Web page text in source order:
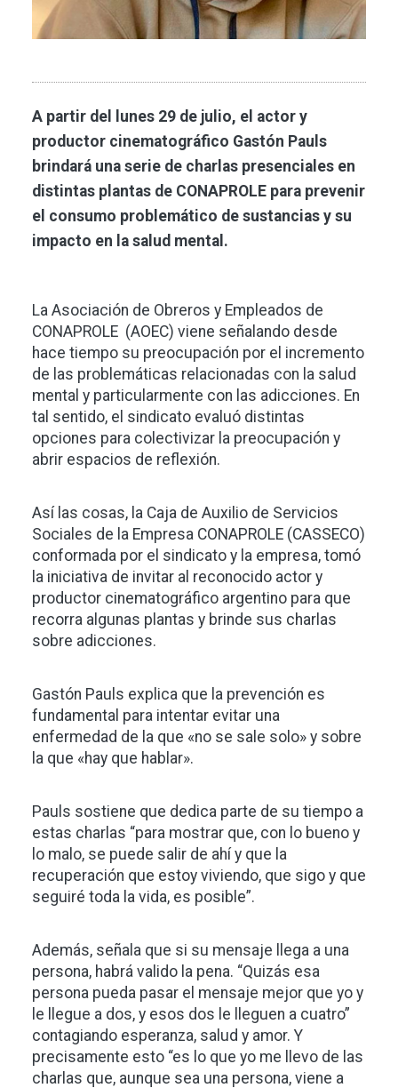
A partir del lunes 29 de julio, el actor y
productor cinematográfico Gastón Pauls
brindará una serie de charlas presenciales en
distintas plantas de CONAPROLE para prevenir
el consumo problemático de sustancias y su
impacto en la salud mental.
La Asociación de Obreros y Empleados de
CONAPROLE (AOEC) viene señalando desde
hace tiempo su preocupación por el incremento
de las problemáticas relacionadas con la salud
mental y particularmente con las adicciones. En
tal sentido, el sindicato evaluó distintas
opciones para colectivizar la preocupación y
abrir espacios de reflexión.
Así las cosas, la Caja de Auxilio de Servicios
Sociales de la Empresa CONAPROLE (CASSECO)
conformada por el sindicato y la empresa, tomó
la iniciativa de invitar al reconocido actor y
productor cinematográfico argentino para que
recorra algunas plantas y brinde sus charlas
sobre adicciones.
Gastón Pauls explica que la prevención es
fundamental para intentar evitar una
enfermedad de la que «no se sale solo» y sobre
la que «hay que hablar».
Pauls sostiene que dedica parte de su tiempo a
estas charlas “para mostrar que, con lo bueno y
lo malo, se puede salir de ahí y que la
recuperación que estoy viviendo, que sigo y que
seguiré toda la vida, es posible”.
Además, señala que si su mensaje llega a una
persona, habrá valido la pena. “Quizás esa
persona pueda pasar el mensaje mejor que yo y
le llegue a dos, y esos dos le lleguen a cuatro”
contagiando esperanza, salud y amor. Y
precisamente esto “es lo que yo me llevo de las
charlas que, aunque sea una persona, viene a